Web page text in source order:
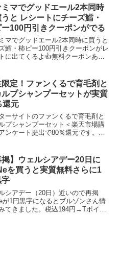
無料のテレビサービスです。
搭載のご...
ミマでグッドエール2本同時
と レシートにチーズ鱈・
100円引きクーポンがでる
マでグッドエール2本同時に買うと
鱈・柿ピー100円引きクーポンがレ
に出てくるよ👍無料クーポンある
。 pic.twitter.com/YIF...
限定！ファンくるで育毛剤と
ルプシャンプーセットが実質
還元
ーサイトのファンくるで育毛剤と
プシャンプーセット＜楽天市場購
ンケート提出で80％還元です。購
を初めて購入する方購入後に開封後
の提出...
掲】ウェルシアデー20日に
を買うと実質無料さらに1
字
シアデー（20日）近いので再掲
が1円黒字になるとブルゾンさん情
てきました。税込194円→Tポイン